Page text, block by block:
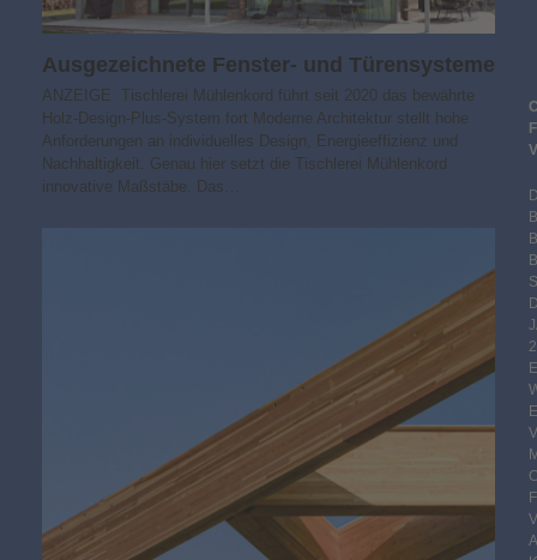
Ausgezeichnete Fenster- und Türensysteme
ANZEIGE Tischlerei Mühlenkord führt seit 2020 das bewährte
Holz-Design-Plus-System fort Moderne Architektur stellt hohe
Anforderungen an individuelles Design, Energieeffizienz und
Nachhaltigkeit. Genau hier setzt die Tischlerei Mühlenkord
innovative Maßstäbe. Das…